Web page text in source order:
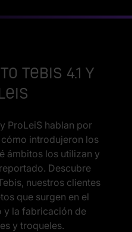
Tebis 4.1 y
ProLeiS hablan por
introdujeron los
ámbitos los utilizan y
Descubre
nuestros clientes
que surgen en el
y la fabricación de
y troqueles.